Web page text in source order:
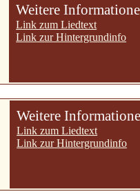
Weitere
Link zum Liedtext
Link zur Hintergrundinfo
Weitere
Link zum Liedtext
Link zur Hintergrundinfo